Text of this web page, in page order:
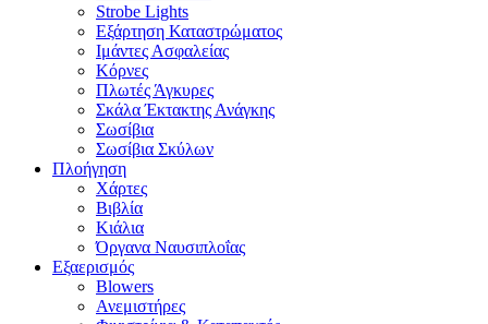
Strobe Lights
Εξάρτηση Καταστρώματος
Ιμάντες Ασφαλείας
Κόρνες
Πλωτές Άγκυρες
Σκάλα Έκτακτης Ανάγκης
Σωσίβια
Σωσίβια Σκύλων
Πλοήγηση
Χάρτες
Βιβλία
Κιάλια
Όργανα Ναυσιπλοΐας
Εξαερισμός
Blowers
Ανεμιστήρες